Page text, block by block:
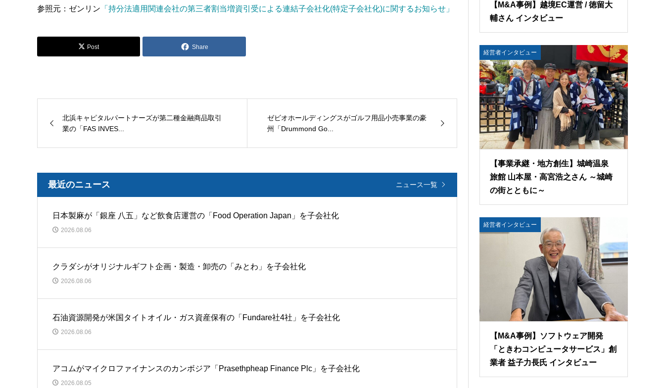
参照元：ゼンリン 「持分法適用関連会社の第三者割当増資引受による連結子会社化(特定子会社化)に関するお知らせ」
Post Share
北浜キャピタルパートナーズが第二種金融商品取引
業の「FAS INVES...
ゼビオホールディングスがゴルフ用品小売事業の豪
州「Drummond Go...
最近のニュース ニュース一覧
日本製麻が「銀座 八五」など飲食店運営の「Food Operation Japan」を子会社化
2026.08.06
クラダシがオリジナルギフト企画・製造・卸売の「みとわ」を子会社化
2026.08.06
石油資源開発が米国タイトオイル・ガス資産保有の「Fundare社4社」を子会社化
2026.08.06
アコムがマイクロファイナンスのカンボジア「Prasethpheap Finance Plc」を子会社化
2026.08.05
【M&A事例】越境EC運営 / 徳留大
輔さん インタビュー
経営者インタビュー
【事業承継・地方創生】城崎温泉
旅館 山本屋・高宮浩之さん ～城崎
の街とともに～
経営者インタビュー
【M&A事例】ソフトウェア開発
「ときわコンピュータサービス」創
業者 益子力長氏 インタビュー